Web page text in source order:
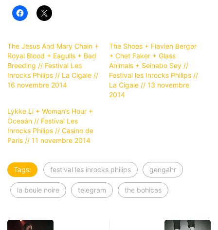
The Jesus And Mary Chain +
Royal Blood + Eagulls + Bad
Breeding // Festival Les
Inrocks Philips // La Cigale //
16 novembre 2014
The Shoes + Flavien Berger
+ Chet Faker + Glass
Animals + Seinabo Sey //
Festival les Inrocks Philips //
La Cigale // 13 novembre
2014
Lykke Li + Woman’s Hour +
Oceaán // Festival Les
Inrocks Philips // Casino de
Paris // 11 novembre 2014
Tags: festival les inrocks philips gengahr
la boule noire telegram the bohicas